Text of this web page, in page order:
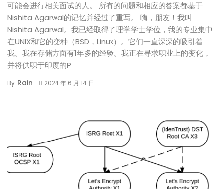
可能会进行相关面试的人。 所有的问题和相应的答案都基于
Nishita Agarwal的记忆并经过了重写。 嗨，朋友！我叫
Nishita Agarwal。我已经取得了理学学士学位，我的专业集中
在UNIX和它的变种（BSD，Linux）。它们一直深深的吸引着
我。我在存储方面有1年多的经验。我正在寻求职业上的变化，
并将供职于印度的P
By Rain 2024 年 6 月 14 日